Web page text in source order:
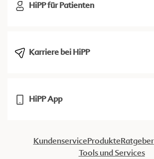
HiPP für Patienten
Karriere bei HiPP
HiPP App
KundenserviceProdukteRatgeber
Tools und Services